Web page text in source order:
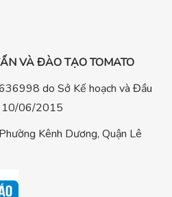
VÀ ĐÀO TẠO TOMATO
do Sở Kế hoạch và Đầu
10/06/2015
Kênh Dương, Quận Lê